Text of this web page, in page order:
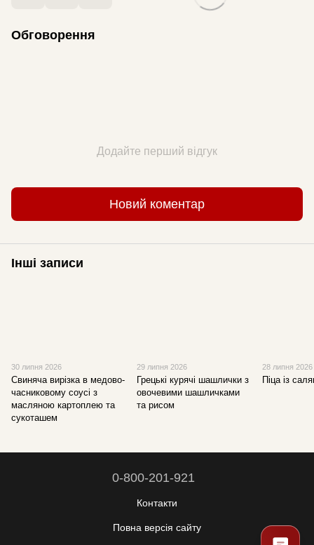
Обговорення
Додайте перший відгук
Новий коментар
Інші записи
30 липня 2026
Свиняча вирізка в медово-
часниковому соусі з
масляною картоплею та
сукоташем
29 липня 2026
Грецькі курячі шашлички з
овочевими шашличками
та рисом
28 липня 2026
Піца із
0-800-201-921
Контакти
Повна версія сайту